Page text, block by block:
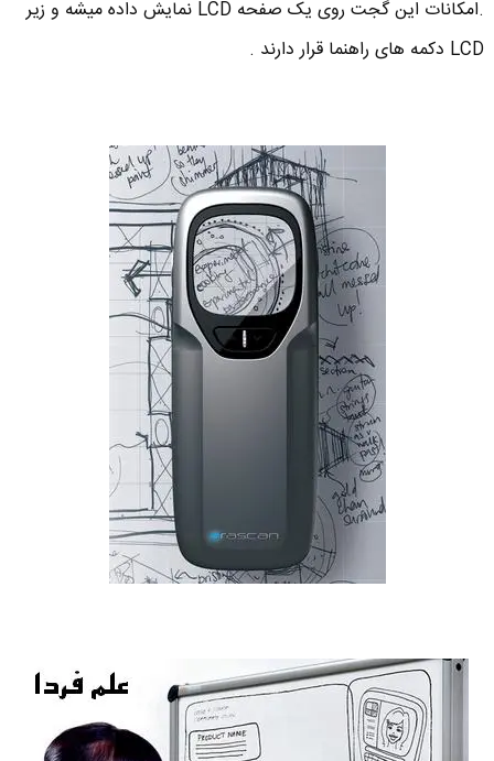
.امکانات این گجت روی یک صفحه LCD نمایش داده میشه و زیر
LCD دکمه های راهنما قرار دارند .